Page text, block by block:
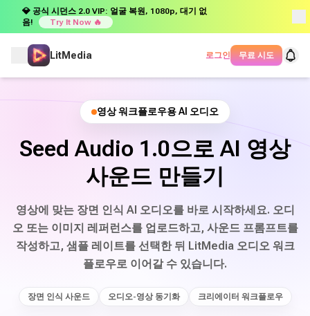
💎 공식 시던스 2.0 VIP: 얼굴 복원, 1080p, 대기 없
음!
Try It Now 🔥
LitMedia 로그인 무료 시도
영상 워크플로우용 AI 오디오
Seed Audio 1.0으로 AI 영상
사운드 만들기
영상에 맞는 장면 인식 AI 오디오를 바로 시작하세요. 오디
오 또는 이미지 레퍼런스를 업로드하고, 사운드 프롬프트를
작성하고, 샘플 레이트를 선택한 뒤 LitMedia 오디오 워크
플로우로 이어갈 수 있습니다.
장면 인식 사운드 오디오-영상 동기화 크리에이터 워크플로우